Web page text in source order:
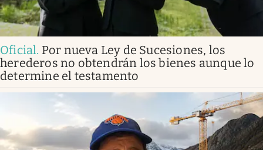
Oficial. Por nueva Ley de Sucesiones, los
herederos no obtendrán los bienes aunque lo
determine el testamento